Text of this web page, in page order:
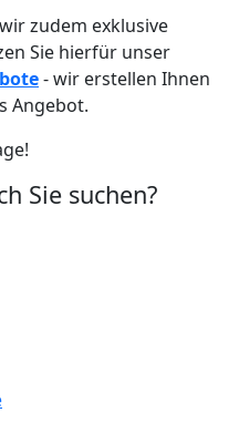
zudem exklusive
Sie hierfür unser
- wir erstellen Ihnen
Angebot.
Sie suchen?